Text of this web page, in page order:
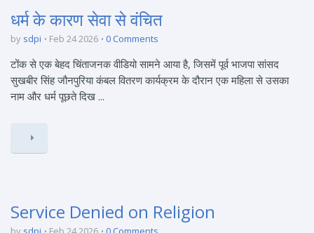
धर्म के कारण सेवा से वंचित
by sdpi Feb 24 2026 0 Comments
टोंक से एक बेहद चिंताजनक वीडियो सामने आया है, जिसमें पूर्व भाजपा सांसद
सुखबीर सिंह जौनपुरिया कंबल वितरण कार्यक्रम के दौरान एक महिला से उसका
नाम और धर्म पूछते दिख ...
Service Denied on Religion